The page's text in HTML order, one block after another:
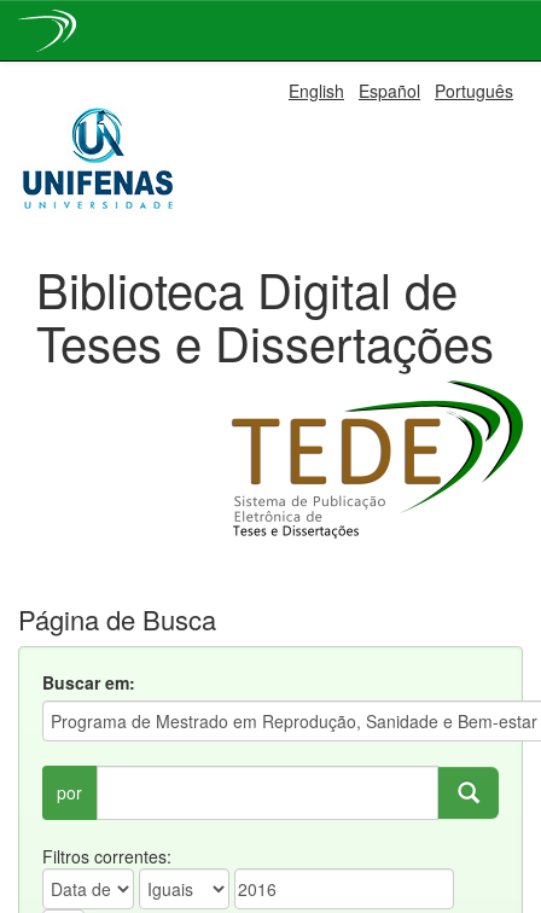
navigation
English Español Português
Biblioteca Digital de
Teses e Dissertações
Página de Busca
Buscar em:
por
Filtros correntes: